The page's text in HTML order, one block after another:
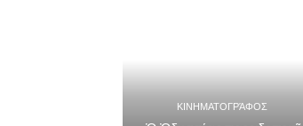
ΚΙΝΗΜΑΤΟΓΡΆΦΟΣ